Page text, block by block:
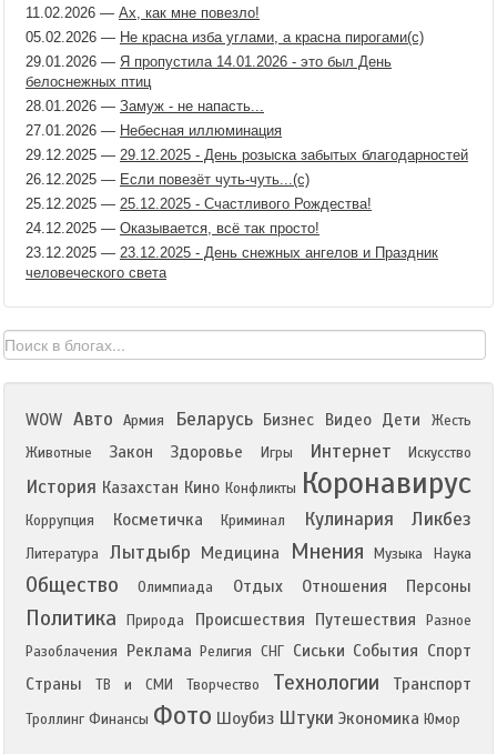
11.02.2026 — Ах, как мне повезло!
05.02.2026 — Не красна изба углами, а красна пирогами(с)
29.01.2026 — Я пропустила 14.01.2026 - это был День
белоснежных птиц
28.01.2026 — Замуж - не напасть...
27.01.2026 — Небесная иллюминация
29.12.2025 — 29.12.2025 - День розыска забытых благодарностей
26.12.2025 — Если повезёт чуть-чуть...(с)
25.12.2025 — 25.12.2025 - Счастливого Рождества!
24.12.2025 — Оказывается, всё так просто!
23.12.2025 — 23.12.2025 - День снежных ангелов и Праздник
человеческого света
WOW Авто Армия Беларусь Бизнес Видео Дети
Жесть
Животные
Закон Здоровье Игры Интернет Искусство
История Казахстан Кино Конфликты Коронавирус
Коррупция Косметичка Криминал Кулинария Ликбез
Литература Лытдыбр Медицина Мнения Музыка Наука
Общество Олимпиада Отдых Отношения Персоны
Политика Природа Происшествия Путешествия
Разное
Разоблачения
Реклама Религия СНГ Сиськи События Спорт
Страны
ТВ и СМИ Творчество Технологии Транспорт
Троллинг Финансы Фото Шоубиз Штуки Экономика Юмор